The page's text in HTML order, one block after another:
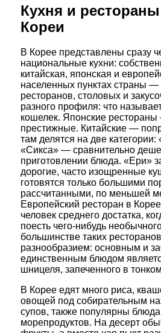
Кухня и
Кореи
В Корее представлены сразу
национальные кухни:
китайская, японская и
населенных пунктах страны
ресторанов, столовых и
разного профиля: что
кошелек. Японские
престижные. Китайские —
там делятся на две категории:
«Сикса» — сравнительно
приготовлении блюда. «Ери»
дорогие, часто изощренные
готовятся только большими
рассчитанными, по меньшей
Европейский ресторан в
человек среднего достатка,
поесть чего-нибудь
большинстве таких
разнообразием: основным и
единственным блюдом
шницеля, запеченного в
В Корее едят много риса,
овощей под собирательным
супов, также популярны
морепродуктов. На десерт